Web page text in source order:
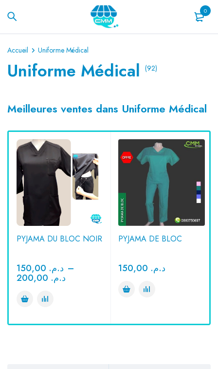
0
Accueil Uniforme Médical
Uniforme Médical (92)
Meilleures ventes dans Uniforme Médical
PYJAMA DU BLOC NOIR
د.م. –
د.م.
PYJAMA DE BLOC
د.م.